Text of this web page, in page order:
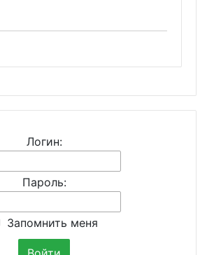
Логин:
Пароль:
Запомнить меня